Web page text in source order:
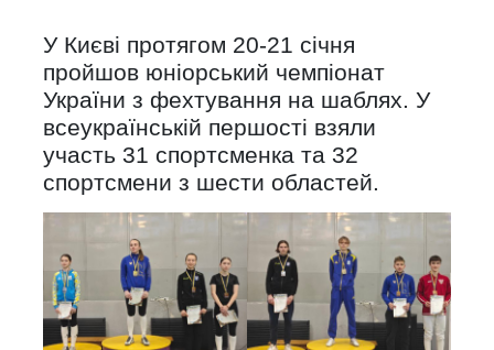
У Києві протягом 20-21 січня
пройшов юніорський чемпіонат
України з фехтування на шаблях. У
всеукраїнській першості взяли
участь 31 спортсменка та 32
спортсмени з шести областей.